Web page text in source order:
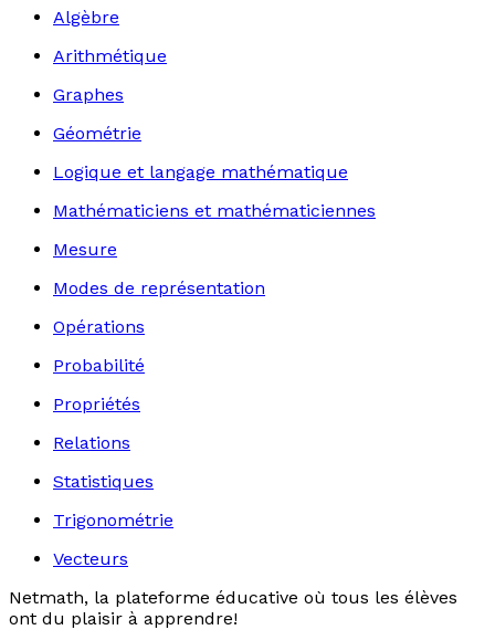
Algèbre
Arithmétique
Graphes
Géométrie
Logique et langage mathématique
Mathématiciens et mathématiciennes
Mesure
Modes de représentation
Opérations
Probabilité
Propriétés
Relations
Statistiques
Trigonométrie
Vecteurs
Netmath, la plateforme éducative où tous les élèves
ont du plaisir à apprendre!